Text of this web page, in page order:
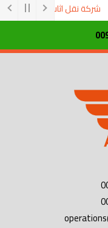
شركة نقل اثاث السوق